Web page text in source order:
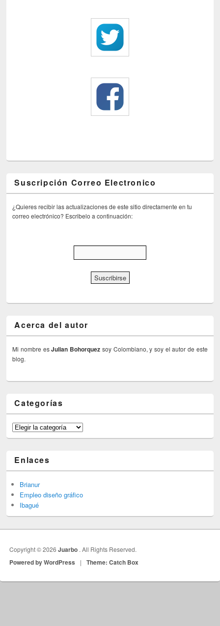
Suscripción Correo Electronico
¿Quieres recibir las actualizaciones de este sitio directamente en tu
correo electrónico? Escribelo a continuación:
Acerca del autor
Mi nombre esJulian Bohorquez soy Colombiano, y soy el autor de este
blog.
Categorías
Categorías
Enlaces
Brianur
Empleo diseño gráfico
Ibagué
Copyright © 2026Juarbo . All Rights Reserved.
Powered by WordPress | Theme: Catch Box